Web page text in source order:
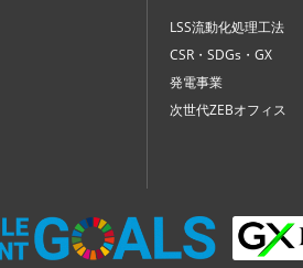
LSS流動化処理工法
CSR・SDGs・GX
発電事業
次世代ZEBオフィス